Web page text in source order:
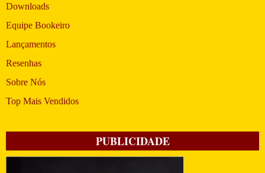
Downloads
Equipe Bookeiro
Lançamentos
Resenhas
Sobre Nós
Top Mais Vendidos
PUBLICIDADE